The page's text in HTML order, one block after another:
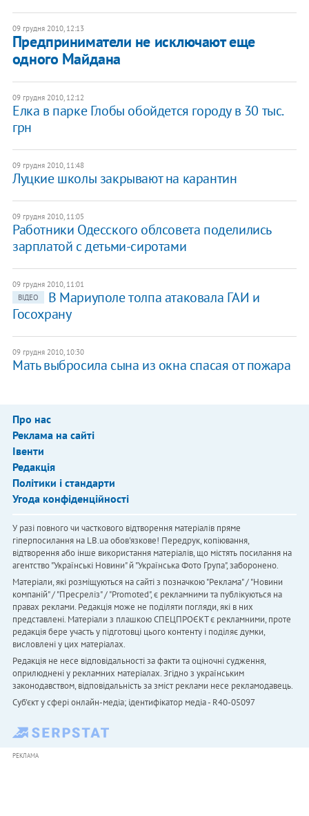
09 грудня 2010, 12:13
Предприниматели не исключают еще
одного Майдана
09 грудня 2010, 12:12
Елка в парке Глобы обойдется городу в 30 тыс.
грн
09 грудня 2010, 11:48
Луцкие школы закрывают на карантин
09 грудня 2010, 11:05
Работники Одесского облсовета поделились
зарплатой с детьми-сиротами
09 грудня 2010, 11:01
ВІДЕО
В Мариуполе толпа атаковала ГАИ и
Госохрану
09 грудня 2010, 10:30
Мать выбросила сына из окна спасая от пожара
Про нас
Реклама на сайті
Івенти
Редакція
Політики і стандарти
Угода конфіденційності
У разі повного чи часткового відтворення матеріалів пряме
гіперпосилання на LB.ua обов'язкове! Передрук, копіювання,
відтворення або інше використання матеріалів, що містять посилання на
агентство "Українськi Новини" й "Українська Фото Група", заборонено.
Матеріали, які розміщуються на сайті з позначкою "Реклама" / "Новини
компаній" / "Пресреліз" / "Promoted", є рекламними та публікуються на
правах реклами. Редакція може не поділяти погляди, які в них
представлені. Матеріали з плашкою СПЕЦПРОЄКТ є рекламними, проте
редакція бере участь у підготовці цього контенту і поділяє думки,
висловлені у цих матеріалах.
Редакція не несе відповідальності за факти та оціночні судження,
оприлюднені у рекламних матеріалах. Згідно з українським
законодавством, відповідальність за зміст реклами несе рекламодавець.
Cуб'єкт у сфері онлайн-медіа; ідентифікатор медіа - R40-05097
РЕКЛАМА